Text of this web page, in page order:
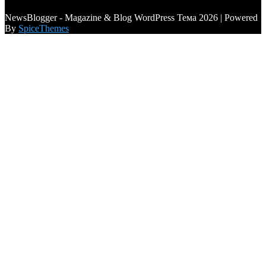
NewsBlogger - Magazine & Blog WordPress Тема 2026 | Powered
By SpiceThemes